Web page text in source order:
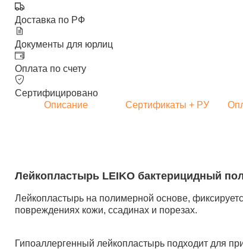
Доставка по РФ
Документы для юрлиц
Оплата по счету
Сертифицировано
Описание
Сертификаты + РУ
Лейкопластырь LEIKO бактерицидный
Лейкопластырь на полимерной основе,
повреждениях кожи, ссадинах и порезах.
Гипоаллергенный лейкопластырь подходит для